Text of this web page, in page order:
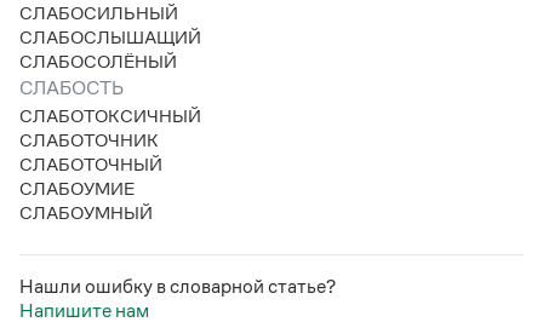
СЛАБОСИЛЬНЫЙ
СЛАБОСЛЫШАЩИЙ
СЛАБОСОЛЁНЫЙ
СЛАБОСТЬ
СЛАБОТОКСИЧНЫЙ
СЛАБОТОЧНИК
СЛАБОТОЧНЫЙ
СЛАБОУМИЕ
СЛАБОУМНЫЙ
Нашли ошибку в словарной статье?
Напишите нам